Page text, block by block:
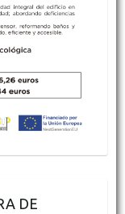
DE